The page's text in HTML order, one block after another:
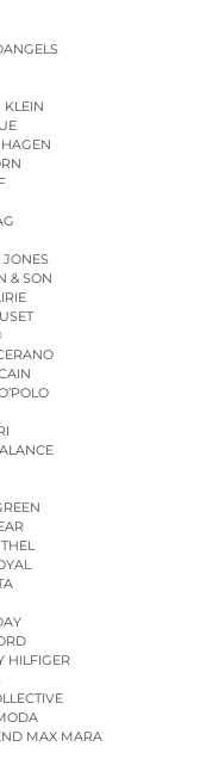
KLEIN
JONES
& SON
HILFIGER
MAX MARA